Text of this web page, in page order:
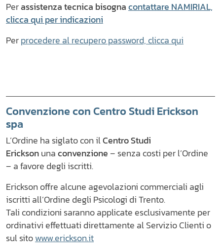
Perassistenza tecnica bisognacontattare NAMIRIAL,
clicca qui per indicazioni
Perprocedere al recupero password, clicca qui
Convenzione con Centro Studi Erickson
spa
L’Ordine ha siglato con ilCentro Studi
Ericksonunaconvenzione – senza costi per l’Ordine
– a favore degli iscritti.
Erickson offre alcune agevolazioni commerciali agli
iscritti all’Ordine degli Psicologi di Trento.
Tali condizioni saranno applicate esclusivamente per
ordinativi effettuati direttamente al Servizio Clienti o
sul sitowww.erickson.it